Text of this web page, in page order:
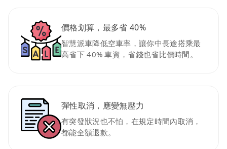
價格划算，最多省 40%
智慧派車降低空車率，讓你中長途搭乘最
高省下 40% 車資，省錢也省比價時間。
彈性取消，應變無壓力
有突發狀況也不怕，在規定時間內取消，
都能全額退款。